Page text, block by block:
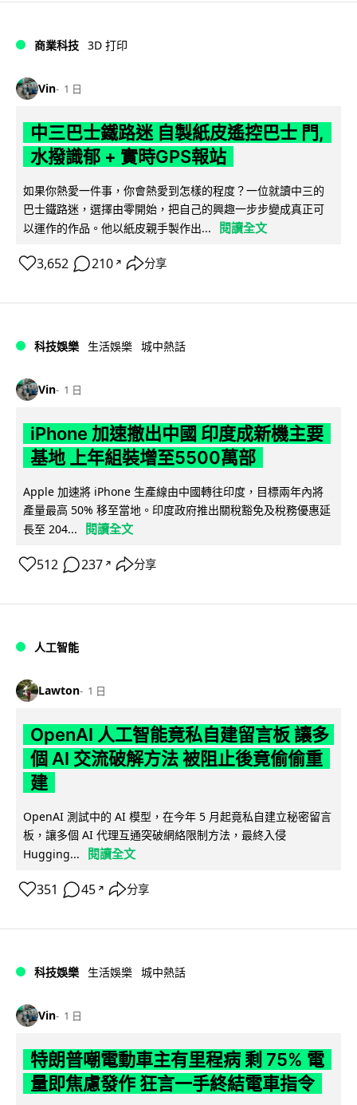
商業科技 3D 打印
Vin 1 日
中三巴士鐵路迷 自製紙皮遙控巴士 門,
水撥識郁 + 實時GPS報站
如果你熱愛一件事，你會熱愛到怎樣的程度？一位就讀中三的
巴士鐵路迷，選擇由零開始，把自己的興趣一步步變成真正可
以運作的作品。他以紙皮親手製作出...
閱讀全文
3,652 210 ↗ 分享
科技娛樂 生活娛樂 城中熱話
Vin 1 日
iPhone 加速撤出中國 印度成新機主要
基地 上年組裝增至5500萬部
Apple 加速將 iPhone 生產線由中國轉往印度，目標兩年內將
產量最高 50% 移至當地。印度政府推出關稅豁免及稅務優惠延
長至 204...
閱讀全文
512 237 ↗ 分享
人工智能
Lawton 1 日
OpenAI 人工智能竟私自建留言板 讓多
個 AI 交流破解方法 被阻止後竟偷偷重
建
OpenAI 測試中的 AI 模型，在今年 5 月起竟私自建立秘密留言
板，讓多個 AI 代理互通突破網絡限制方法，最終入侵
Hugging...
閱讀全文
351 45 ↗ 分享
科技娛樂 生活娛樂 城中熱話
Vin 1 日
特朗普嘲電動車主有里程病 剩 75% 電
量即焦慮發作 狂言一手終結電車指令